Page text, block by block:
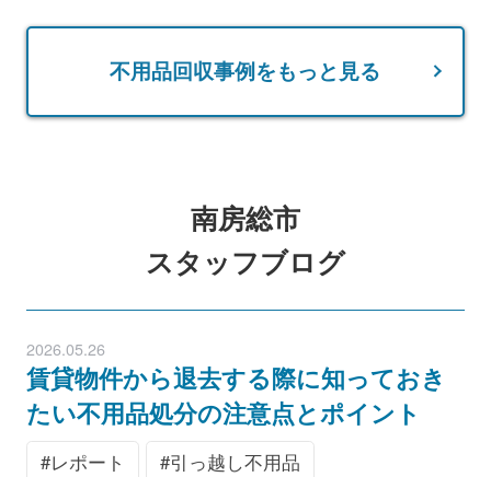
不用品回収事例をもっと見る
南房総市
スタッフブログ
2026.05.26
賃貸物件から退去する際に知っておき
たい不用品処分の注意点とポイント
レポート
引っ越し不用品